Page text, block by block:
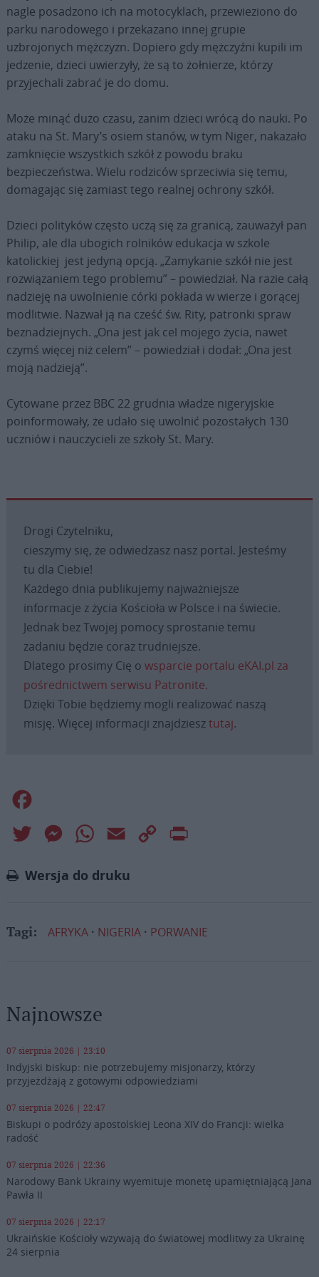
nagle posadzono ich na motocyklach, przewieziono do
parku narodowego i przekazano innej grupie
uzbrojonych mężczyzn. Dopiero gdy mężczyźni kupili im
jedzenie, dzieci uwierzyły, że są to żołnierze, którzy
przyjechali zabrać je do domu.
Może minąć dużo czasu, zanim dzieci wrócą do nauki. Po
ataku na St. Mary’s osiem stanów, w tym Niger, nakazało
zamknięcie wszystkich szkół z powodu braku
bezpieczeństwa. Wielu rodziców sprzeciwia się temu,
domagając się zamiast tego realnej ochrony szkół.
Dzieci polityków często uczą się za granicą, zauważył pan
Philip, ale dla ubogich rolników edukacja w szkole
katolickiej jest jedyną opcją. „Zamykanie szkół nie jest
rozwiązaniem tego problemu” – powiedział. Na razie całą
nadzieję na uwolnienie córki pokłada w wierze i gorącej
modlitwie. Nazwał ją na cześć św. Rity, patronki spraw
beznadziejnych. „Ona jest jak cel mojego życia, nawet
czymś więcej niż celem” – powiedział i dodał: „Ona jest
moją nadzieją”.
Cytowane przez BBC 22 grudnia władze nigeryjskie
poinformowały, że udało się uwolnić pozostałych 130
uczniów i nauczycieli ze szkoły St. Mary.
Drogi Czytelniku,
cieszymy się, że odwiedzasz nasz portal. Jesteśmy
tu dla Ciebie!
Każdego dnia publikujemy najważniejsze
informacje z życia Kościoła w Polsce i na świecie.
Jednak bez Twojej pomocy sprostanie temu
zadaniu będzie coraz trudniejsze.
Dlatego prosimy Cię o wsparcie portalu eKAI.pl za
pośrednictwem serwisu Patronite.
Dzięki Tobie będziemy mogli realizować naszą
misję. Więcej informacji znajdziesztutaj.
Twitter MessengerWhatsApp
Email
Copy
Wersja do druku
Tagi: AFRYKA NIGERIA PORWANIE
Najnowsze
07 sierpnia 2026 | 23:10
Indyjski biskup: nie potrzebujemy misjonarzy, którzy
przyjeżdżają z gotowymi odpowiedziami
07 sierpnia 2026 | 22:47
Biskupi o podróży apostolskiej Leona XIV do Francji: wielka
radość
07 sierpnia 2026 | 22:36
Narodowy Bank Ukrainy wyemituje monetę upamiętniającą Jana
Pawła II
07 sierpnia 2026 | 22:17
Ukraińskie Kościoły wzywają do światowej modlitwy za Ukrainę
24 sierpnia